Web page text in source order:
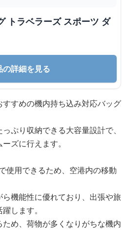
トラベラーズ スポーツ ダ
の詳細を見る
すめの機内持ち込み対応バッグ
ぷり収納できる大容量設計で、
ズに行えます。
使用できるため、空港内の移動
機能性に優れており、出張や旅
します。
め、荷物が多くなりがちな機内